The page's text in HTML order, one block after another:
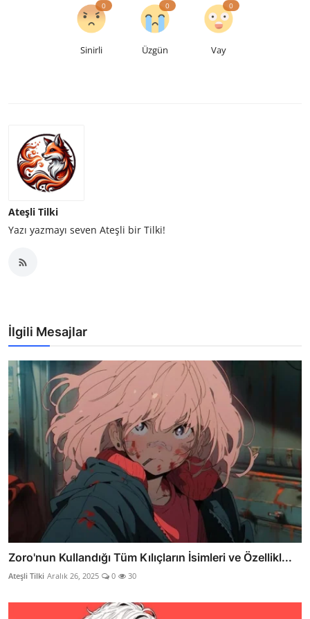
Sinirli
0
Üzgün
0
Vay
0
Ateşli Tilki
Yazı yazmayı seven Ateşli bir Tilki!
İlgili Mesajlar
Zoro'nun Kullandığı Tüm Kılıçların İsimleri ve Özellikl...
Ateşli Tilki Aralık 26, 2025 0 30